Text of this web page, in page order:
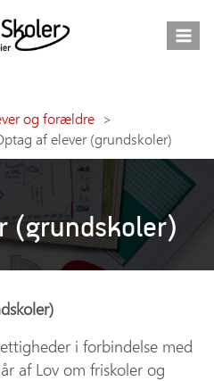
og forældre
af elever (grundskoler)
(grundskoler)
i forbindelse med
af Lov om friskoler og